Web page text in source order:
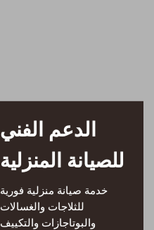
الدعم الفني
للصيانة المنزلية
خدمة صيانة منزلية فورية
للثلاجات والغسالات
والبوتاجازات والتكييف